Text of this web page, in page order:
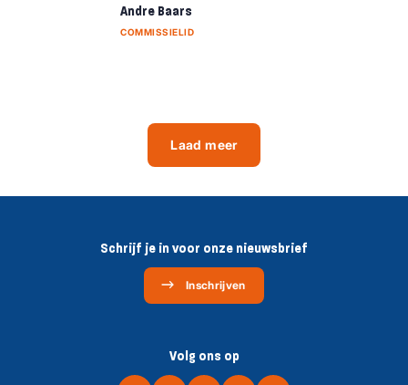
Andre Baars
COMMISSIELID
Laad meer
Schrijf je in voor onze nieuwsbrief
Inschrijven
Volg ons op